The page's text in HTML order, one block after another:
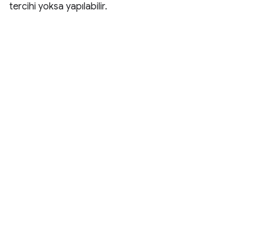
tercihi yoksa yapılabilir.